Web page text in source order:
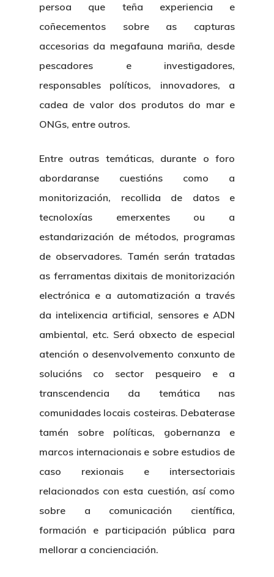
persoa que teña experiencia e
coñecementos sobre as capturas
accesorias da megafauna mariña, desde
pescadores e investigadores,
responsables políticos, innovadores, a
cadea de valor dos produtos do mar e
ONGs, entre outros.
Entre outras temáticas, durante o foro
abordaranse cuestións como a
monitorización, recollida de datos e
tecnoloxías emerxentes ou a
estandarización de métodos, programas
de observadores. Tamén serán tratadas
as ferramentas dixitais de monitorización
electrónica e a automatización a través
da intelixencia artificial, sensores e ADN
ambiental, etc. Será obxecto de especial
atención o desenvolvemento conxunto de
solucións co sector pesqueiro e a
transcendencia da temática nas
comunidades locais costeiras. Debaterase
tamén sobre políticas, gobernanza e
marcos internacionais e sobre estudios de
caso rexionais e intersectoriais
relacionados con esta cuestión, así como
sobre a comunicación científica,
formación e participación pública para
mellorar a concienciación.